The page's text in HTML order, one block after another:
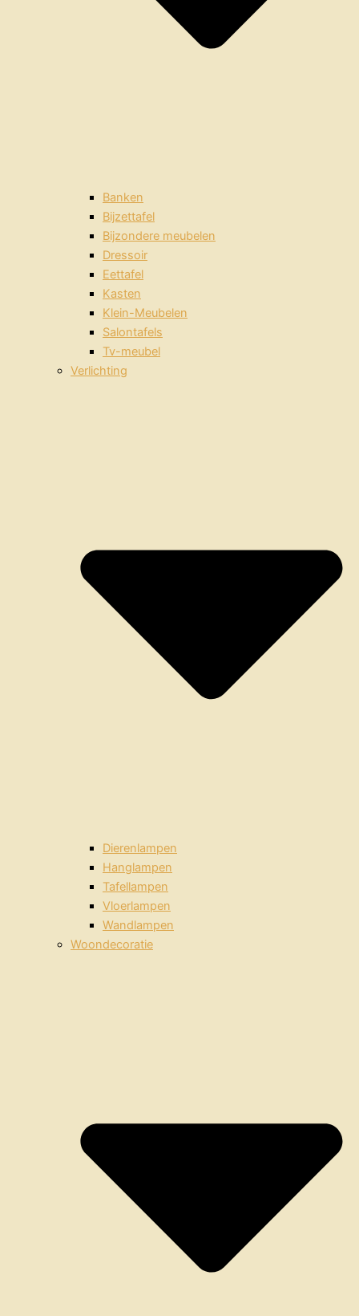
Banken
Bijzettafel
Bijzondere meubelen
Dressoir
Eettafel
Kasten
Klein-Meubelen
Salontafels
Tv-meubel
Verlichting
Dierenlampen
Hanglampen
Tafellampen
Vloerlampen
Wandlampen
Woondecoratie